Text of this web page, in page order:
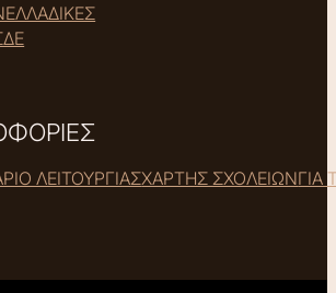
ΛΕΙΤΟΥΡΓΙΑΣΧΑΡΤΗΣ ΣΧΟΛΕΙΩΝΓΙΑ